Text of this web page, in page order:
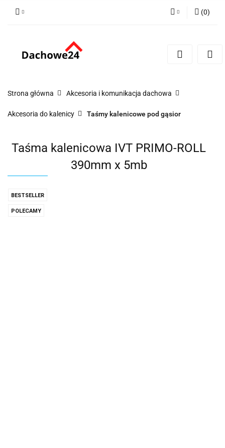
Zarejestruj się
(0)
Strona główna Akcesoria i komunikacja dachowa
Akcesoria do kalenicy Taśmy kalenicowe pod gąsior
Taśma kalenicowa IVT PRIMO-ROLL
390mm x 5mb
BESTSELLER
POLECAMY